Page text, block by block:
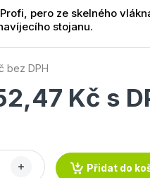
pero ze skelného
stojanu.
bez DPH
Kč s
Přidat do